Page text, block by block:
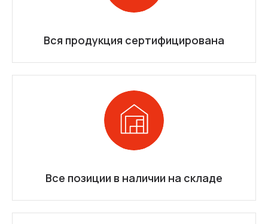
Вся продукция сертифицирована
Все позиции в наличии на складе